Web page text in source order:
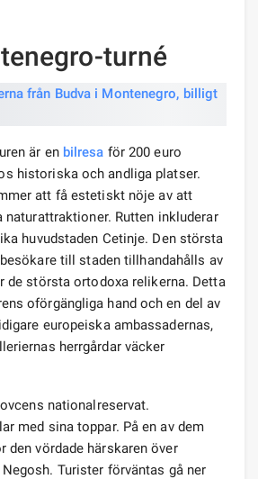
turné
är en bilresa för 200 euro
historiska och andliga platser.
att få estetiskt nöje av att
Rutten inkluderar
huvudstaden Cetinje. Den största
till staden tillhandahålls av
de största ortodoxa relikerna. Detta
oförgängliga hand och en del av
europeiska ambassadernas,
herrgårdar väcker
nationalreservat.
med sina toppar. På en av dem
den vördade härskaren över
Turister förväntas gå ner